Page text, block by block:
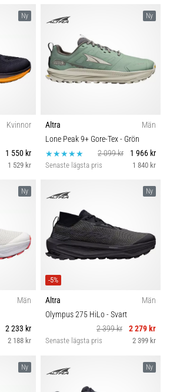
Ny
Kvinnor
1 550 kr
1 529 kr
Ny
Altra
Män
Lone Peak 9+ Gore-Tex- Grön
2 099 kr
1 966 kr
Senaste lägsta pris 1 840 kr
Ny
Män
2 233 kr
2 188 kr
Ny
-5%
Altra
Män
Olympus 275 HiLo- Svart
2 399 kr
2 279 kr
Senaste lägsta pris 2 399 kr
Ny Ny